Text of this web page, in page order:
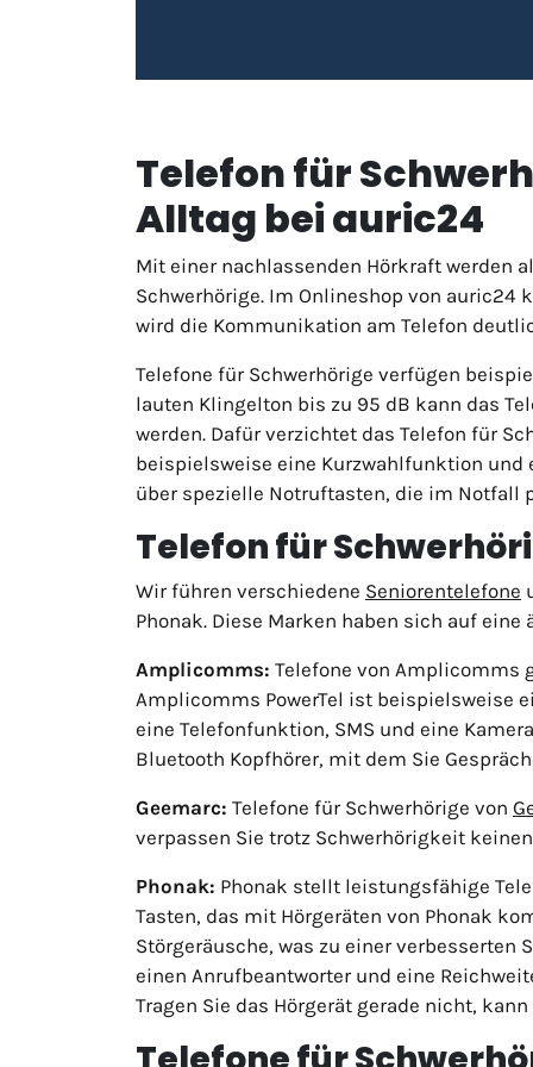
Telefon für
Alltag bei auric24
Mit einer nachlassenden Hörkraft werden
Schwerhörige. Im Onlineshop von auric24
wird die Kommunikation am Telefon
Telefone für Schwerhörige verfügen
lauten Klingelton bis zu 95 dB kann das
werden. Dafür verzichtet das Telefon für
beispielsweise eine Kurzwahlfunktion und
über spezielle Notruftasten, die im Notfall
Telefon für
Wir führen verschiedene Seniorentelefone
Phonak. Diese Marken haben sich auf
Amplicomms: Telefone von Amplicomms
Amplicomms PowerTel ist beispielsweise
eine Telefonfunktion, SMS und eine
Bluetooth Kopfhörer, mit dem Sie
Geemarc: Telefone für Schwerhörige von
verpassen Sie trotz Schwerhörigkeit
Phonak: Phonak stellt leistungsfähige
Tasten, das mit Hörgeräten von Phonak
Störgeräusche, was zu einer
einen Anrufbeantworter und eine
Tragen Sie das Hörgerät gerade nicht,